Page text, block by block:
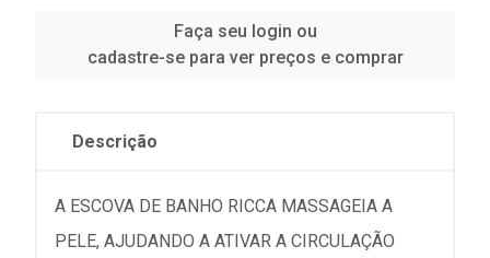
Faça seu login ou
cadastre-se para ver preços e comprar
Descrição
A ESCOVA DE BANHO RICCA MASSAGEIA A
PELE, AJUDANDO A ATIVAR A CIRCULAÇÃO